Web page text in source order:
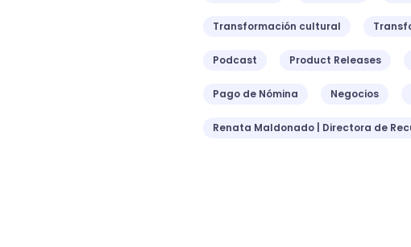
Transformación cultural
Podcast Product Releases
Pago de Nómina Negocios
Renata Maldonado | Directora de